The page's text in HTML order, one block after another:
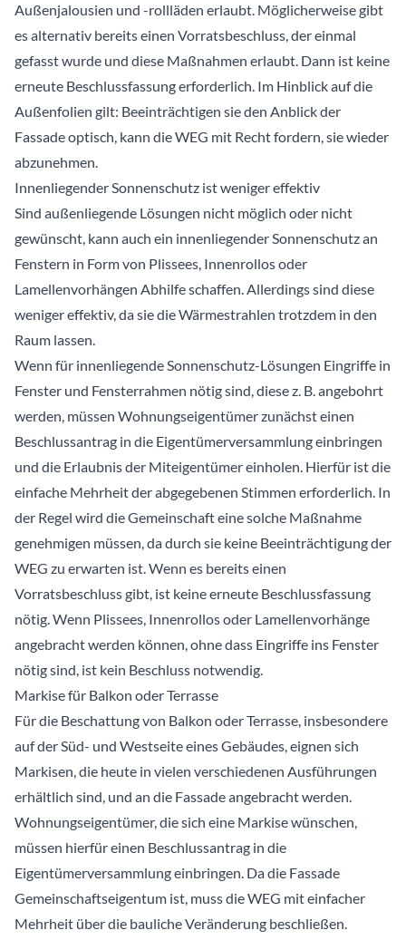
Außenjalousien und -rollläden erlaubt. Möglicherweise gibt
es alternativ bereits einen Vorratsbeschluss, der einmal
gefasst wurde und diese Maßnahmen erlaubt. Dann ist keine
erneute Beschlussfassung erforderlich. Im Hinblick auf die
Außenfolien gilt: Beeinträchtigen sie den Anblick der
Fassade optisch, kann die WEG mit Recht fordern, sie wieder
abzunehmen.
Innenliegender Sonnenschutz ist weniger effektiv
Sind außenliegende Lösungen nicht möglich oder nicht
gewünscht, kann auch ein innenliegender Sonnenschutz an
Fenstern in Form von Plissees, Innenrollos oder
Lamellenvorhängen Abhilfe schaffen. Allerdings sind diese
weniger effektiv, da sie die Wärmestrahlen trotzdem in den
Raum lassen.
Wenn für innenliegende Sonnenschutz-Lösungen Eingriffe in
Fenster und Fensterrahmen nötig sind, diese z. B. angebohrt
werden, müssen Wohnungseigentümer zunächst einen
Beschlussantrag in die Eigentümerversammlung einbringen
und die Erlaubnis der Miteigentümer einholen. Hierfür ist die
einfache Mehrheit der abgegebenen Stimmen erforderlich. In
der Regel wird die Gemeinschaft eine solche Maßnahme
genehmigen müssen, da durch sie keine Beeinträchtigung der
WEG zu erwarten ist. Wenn es bereits einen
Vorratsbeschluss gibt, ist keine erneute Beschlussfassung
nötig. Wenn Plissees, Innenrollos oder Lamellenvorhänge
angebracht werden können, ohne dass Eingriffe ins Fenster
nötig sind, ist kein Beschluss notwendig.
Markise für Balkon oder Terrasse
Für die Beschattung von Balkon oder Terrasse, insbesondere
auf der Süd- und Westseite eines Gebäudes, eignen sich
Markisen, die heute in vielen verschiedenen Ausführungen
erhältlich sind, und an die Fassade angebracht werden.
Wohnungseigentümer, die sich eine Markise wünschen,
müssen hierfür einen Beschlussantrag in die
Eigentümerversammlung einbringen. Da die Fassade
Gemeinschaftseigentum ist, muss die WEG mit einfacher
Mehrheit über die bauliche Veränderung beschließen.